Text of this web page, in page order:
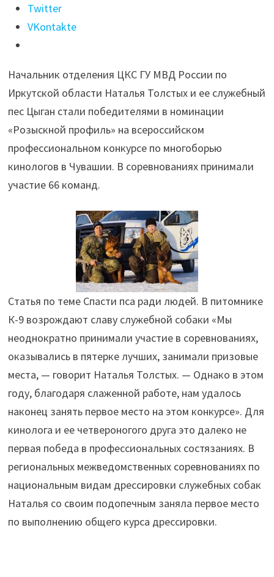
Толстых
пес
победили
в
чемпионате
по
многоборью
кинологов"
Twitter
VKontakte
Начальник отделения ЦКС ГУ МВД России по
Иркутской области Наталья Толстых и ее служебный
пес Цыган стали победителями в номинации
«Розыскной профиль» на всероссийском
профессиональном конкурсе по многоборью
кинологов в Чувашии. В соревнованиях принимали
участие 66 команд.
Статья по теме Спасти пса ради людей. В питомнике
К-9 возрождают славу служебной собаки «Мы
неоднократно принимали участие в соревнованиях,
оказывались в пятерке лучших, занимали призовые
места, — говорит Наталья Толстых. — Однако в этом
году, благодаря слаженной работе, нам удалось
наконец занять первое место на этом конкурсе». Для
кинолога и ее четвероногого друга это далеко не
первая победа в профессиональных состязаниях. В
региональных межведомственных соревнованиях по
национальным видам дрессировки служебных собак
Наталья со своим подопечным заняла первое место
по выполнению общего курса дрессировки.